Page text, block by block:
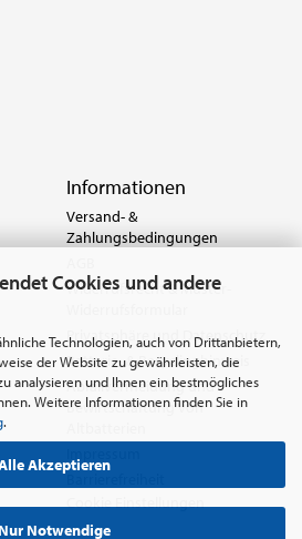
Cookies und andere
Technologien, auch von Drittanbietern,
der Website zu gewährleisten, die
analysieren und Ihnen ein bestmögliches
Weitere Informationen finden Sie in
.
Akzeptieren
Nur Notwendige
Informationen
Versand- &
Zahlungsbedingungen
Widerrufsrecht & Muster-
Privatsphäre und Datenschutz
Batterie- & Recyclinghinweis
Abfallvermeidung und
Bewirtschaftung von
Cookie Einstellungen